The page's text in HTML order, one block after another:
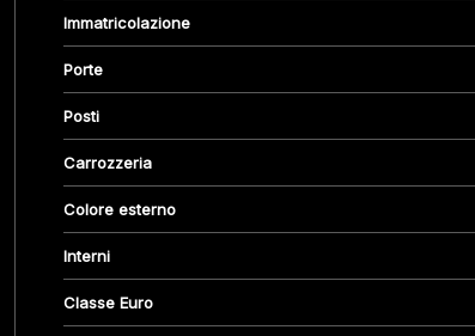
Immatricolazione
Porte
Posti
Carrozzeria
Colore esterno
Interni
Classe Euro